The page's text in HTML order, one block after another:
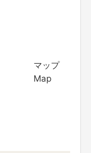
マップ
Map